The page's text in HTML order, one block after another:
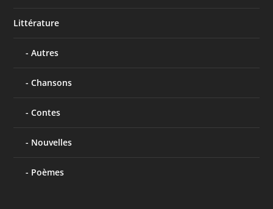
Littérature
Autres
Chansons
Contes
Nouvelles
Poèmes